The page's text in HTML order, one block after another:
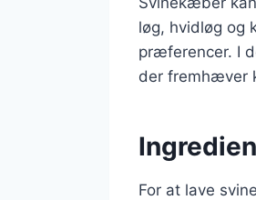
løg, hvidløg og
præferencer. I
der fremhæver
For at lave